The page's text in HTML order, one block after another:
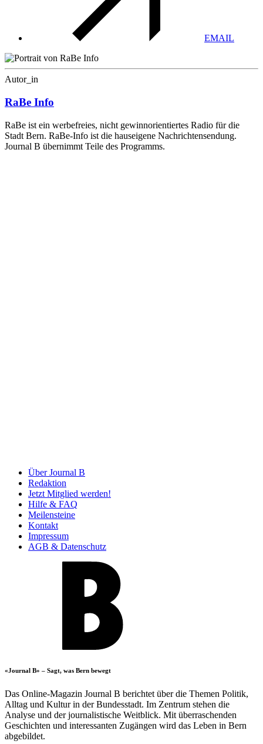
EMAIL
Autor_in
RaBe Info
RaBe ist ein werbefreies, nicht gewinnorientiertes Radio für die
Stadt Bern. RaBe-Info ist die hauseigene Nachrichtensendung.
Journal B übernimmt Teile des Programms.
Über Journal B
Redaktion
Jetzt Mitglied werden!
Hilfe & FAQ
Meilensteine
Kontakt
Impressum
AGB & Datenschutz
«Journal B» – Sagt, was Bern bewegt
Das Online-Magazin Journal B berichtet über die Themen Politik,
Alltag und Kultur in der Bundesstadt. Im Zentrum stehen die
Analyse und der journalistische Weitblick. Mit überraschenden
Geschichten und interessanten Zugängen wird das Leben in Bern
abgebildet.